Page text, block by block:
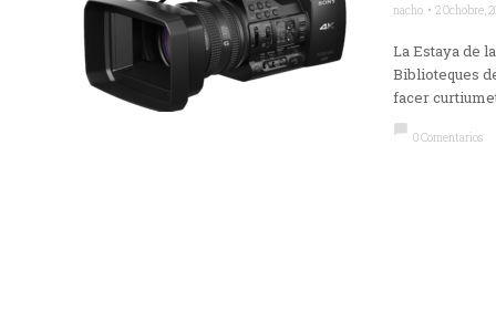
nacho 2 Ochobre,
La Estaya de
Biblioteques
facer
chat_bubble
0 Comentarios